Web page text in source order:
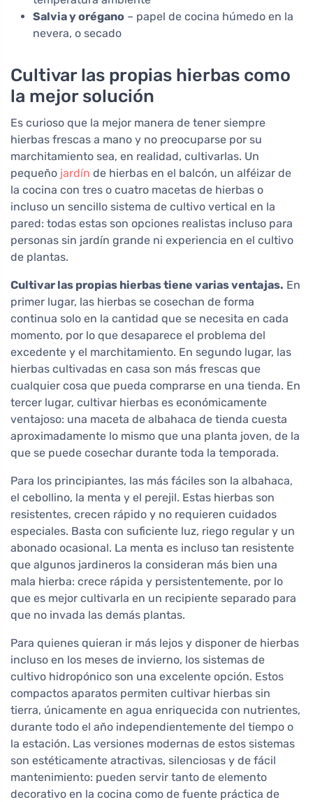
Salvia y orégano – papel de cocina húmedo en la
nevera, o secado
Cultivar las propias hierbas como
la mejor solución
Es curioso que la mejor manera de tener siempre
hierbas frescas a mano y no preocuparse por su
marchitamiento sea, en realidad, cultivarlas. Un
pequeño jardín de hierbas en el balcón, un alféizar de
la cocina con tres o cuatro macetas de hierbas o
incluso un sencillo sistema de cultivo vertical en la
pared: todas estas son opciones realistas incluso para
personas sin jardín grande ni experiencia en el cultivo
de plantas.
Cultivar las propias hierbas tiene varias ventajas. En
primer lugar, las hierbas se cosechan de forma
continua solo en la cantidad que se necesita en cada
momento, por lo que desaparece el problema del
excedente y el marchitamiento. En segundo lugar, las
hierbas cultivadas en casa son más frescas que
cualquier cosa que pueda comprarse en una tienda. En
tercer lugar, cultivar hierbas es económicamente
ventajoso: una maceta de albahaca de tienda cuesta
aproximadamente lo mismo que una planta joven, de la
que se puede cosechar durante toda la temporada.
Para los principiantes, las más fáciles son la albahaca,
el cebollino, la menta y el perejil. Estas hierbas son
resistentes, crecen rápido y no requieren cuidados
especiales. Basta con suficiente luz, riego regular y un
abonado ocasional. La menta es incluso tan resistente
que algunos jardineros la consideran más bien una
mala hierba: crece rápida y persistentemente, por lo
que es mejor cultivarla en un recipiente separado para
que no invada las demás plantas.
Para quienes quieran ir más lejos y disponer de hierbas
incluso en los meses de invierno, los sistemas de
cultivo hidropónico son una excelente opción. Estos
compactos aparatos permiten cultivar hierbas sin
tierra, únicamente en agua enriquecida con nutrientes,
durante todo el año independientemente del tiempo o
la estación. Las versiones modernas de estos sistemas
son estéticamente atractivas, silenciosas y de fácil
mantenimiento: pueden servir tanto de elemento
decorativo en la cocina como de fuente práctica de